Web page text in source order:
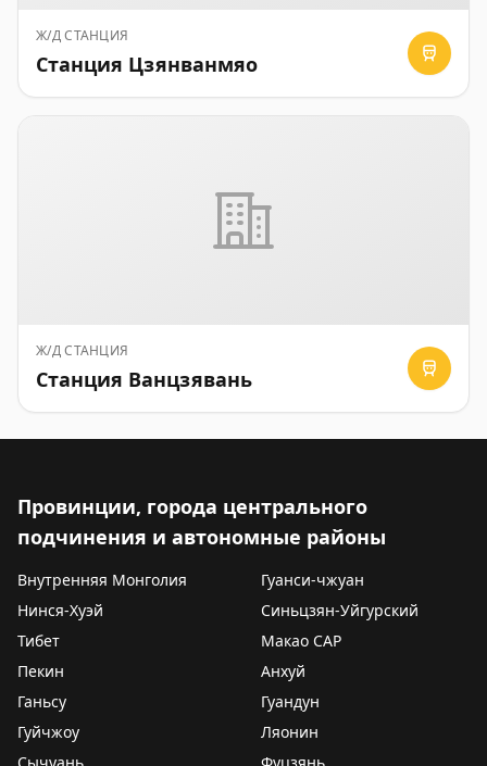
Ж/Д СТАНЦИЯ
Станция Цзянванмяо
Ж/Д СТАНЦИЯ
Станция Ванцзявань
Провинции, города центрального
подчинения и автономные районы
Внутренняя Монголия
Гуанси-чжуан
Нинся-Хуэй
Синьцзян-Уйгурский
Тибет
Макао САР
Пекин
Анхуй
Ганьсу
Гуандун
Гуйчжоу
Ляонин